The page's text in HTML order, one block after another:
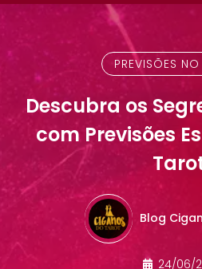
PREVISÕES
Descubra os
com Previsões
Blog
24/06/